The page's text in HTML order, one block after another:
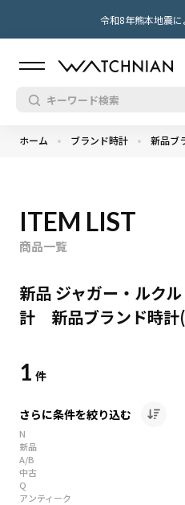
令和8年熊本地震
ホーム ブランド時計 新品ブ
ITEM LIST
商品一覧
新品 ジャガー・ルク
計 新品ブランド時計
1 件
さらに条件を絞り込む
N
新品
A/B
中古
Q
アンティーク